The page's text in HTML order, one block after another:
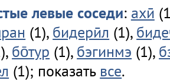
левые соседи: ахӣ
(1), бидерӣл (1),
бо̄тур (1), бэгинмэ (1),
(1); показать все.